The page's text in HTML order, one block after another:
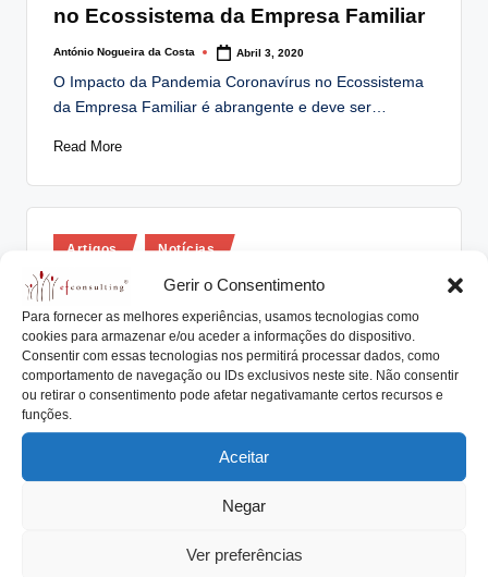
Gerir o Consentimento
Para fornecer as melhores experiências, usamos tecnologias como
cookies para armazenar e/ou aceder a informações do dispositivo.
Consentir com essas tecnologias nos permitirá processar dados, como
comportamento de navegação ou IDs exclusivos neste site. Não consentir
ou retirar o consentimento pode afetar negativamante certos recursos e
funções.
Aceitar
Negar
Ver preferências
no Ecossistema da Empresa Familiar
Posted
António Nogueira da Costa Abril 3, 2020
O Impacto da Pandemia Coronavírus no Ecossistema
da Empresa Familiar é abrangente e deve ser…
Read More
Posted
Artigos Notícias
Perguntas & Respostas
A irmãos com mesada igual, salário
igual
Posted
by
António Nogueira da Costa Março 20, 2020
Se enquanto irmãos conviveram com mesada igual,